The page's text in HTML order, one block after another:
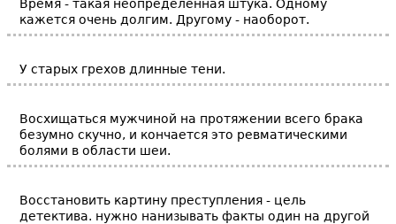
Время - такая неопределенная штука. Одному
кажется очень долгим. Другому - наоборот.
У старых грехов длинные тени.
Восхищаться мужчиной на протяжении всего брака
безумно скучно, и кончается это ревматическими
болями в области шеи.
Восстановить картину преступления - цель
детектива. нужно нанизывать факты один на другой